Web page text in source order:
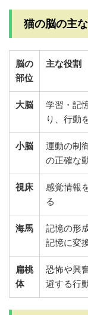
猫の脳の主
脳の
部位
主な役割
大脳
学習・記
り、行動
小脳
運動の制
の正確な
視床
感覚情報
る
海馬
記憶の形
記憶に変
扁桃
体
恐怖や興
避する行